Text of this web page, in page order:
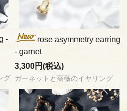
-
グ
rose asymmetry earring
- garnet
3,300円(税込)
ガーネットと薔薇のイヤリング